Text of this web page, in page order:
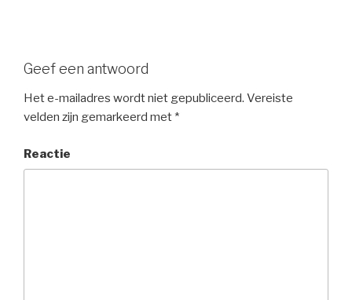
Geef een antwoord
Het e-mailadres wordt niet gepubliceerd. Vereiste
velden zijn gemarkeerd met *
Reactie